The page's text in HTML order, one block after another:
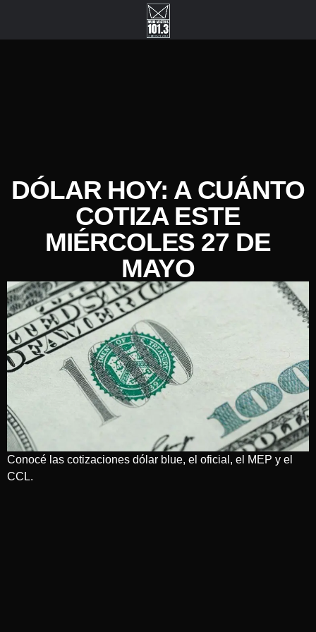
DÓLAR HOY: A CUÁNTO
COTIZA ESTE
MIÉRCOLES 27 DE
MAYO
Conocé las cotizaciones dólar blue, el oficial, el MEP y el
CCL.